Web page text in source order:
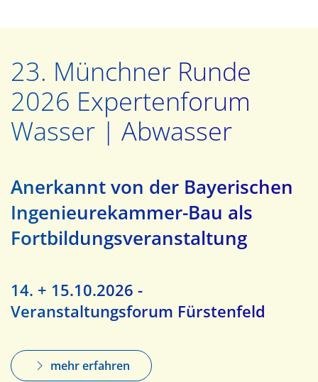
23. Münchner Runde
2026 Expertenforum
Wasser | Abwasser
Anerkannt von der Bayerischen
Ingenieurekammer-Bau als
Fortbildungsveranstaltung
14. + 15.10.2026 -
Veranstaltungsforum Fürstenfeld
mehr erfahren